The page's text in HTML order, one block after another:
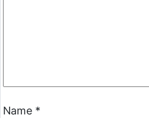
Name *